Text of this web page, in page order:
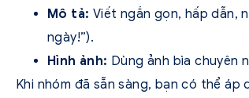
Mô tả: Viết ngắn gọn, hấp dẫn,
ngày!”).
Hình ảnh: Dùng ảnh bìa chuyên
Khi nhóm đã sẵn sàng, bạn có thể áp